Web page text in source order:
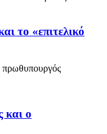
το «επιτελικό
και ο